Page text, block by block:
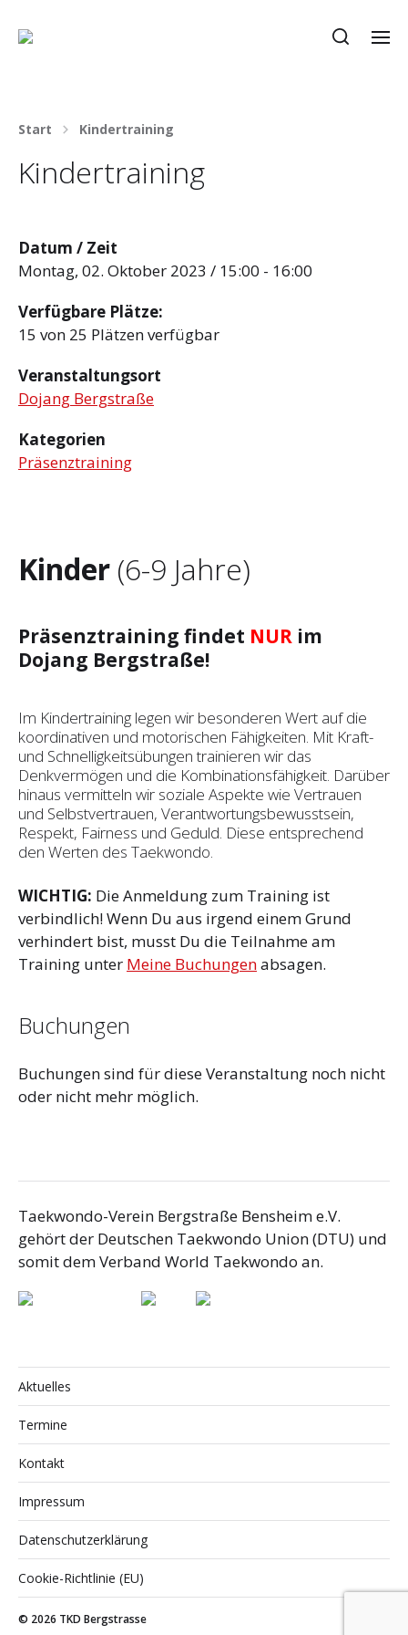
Start Kindertraining
Kindertraining
Datum / Zeit
Montag, 02. Oktober 2023 / 15:00 - 16:00
Verfügbare Plätze:
15 von 25 Plätzen verfügbar
Veranstaltungsort
Dojang Bergstraße
Kategorien
Präsenztraining
Kinder (6-9 Jahre)
Präsenztraining findet NUR im
Dojang Bergstraße!
Im Kindertraining legen wir besonderen Wert auf die
koordinativen und motorischen Fähigkeiten. Mit Kraft-
und Schnelligkeitsübungen trainieren wir das
Denkvermögen und die Kombinationsfähigkeit. Darüber
hinaus vermitteln wir soziale Aspekte wie Vertrauen
und Selbst­vertrauen, Verantwortungsbewusstsein,
Respekt, Fairness und Geduld. Diese entsprechend
den Werten des Taekwondo.
WICHTIG: Die Anmeldung zum Training ist
verbindlich! Wenn Du aus irgend einem Grund
verhindert bist, musst Du die Teilnahme am
Training unter Meine Buchungenabsagen.
Buchungen
Buchungen sind für diese Veranstaltung noch nicht
oder nicht mehr möglich.
Taekwondo-Verein Bergstraße Bensheim e.V.
gehört der Deutschen Taekwondo Union (DTU) und
somit dem Verband World Taekwondo an.
Aktuelles
Termine
Kontakt
Impressum
Datenschutzerklärung
Cookie-Richtlinie (EU)
© 2026 TKD Bergstrasse